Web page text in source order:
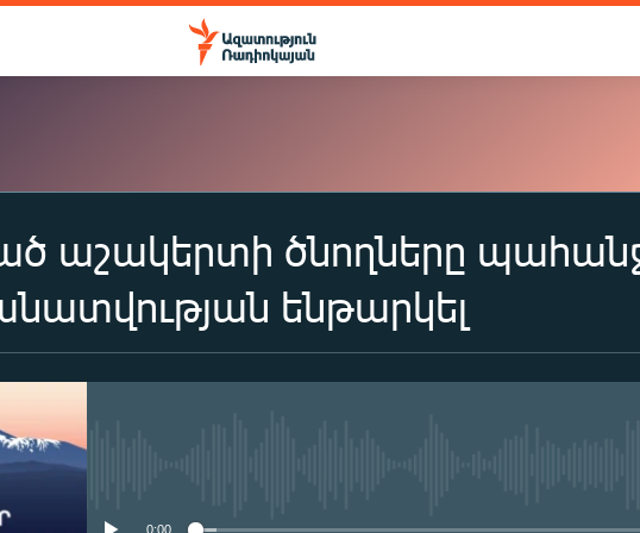
ԲԱԺԱՆՈՐԴԱԳՐՎԵԼ
աշակերտի ծնողները
ենթարկել
0:00